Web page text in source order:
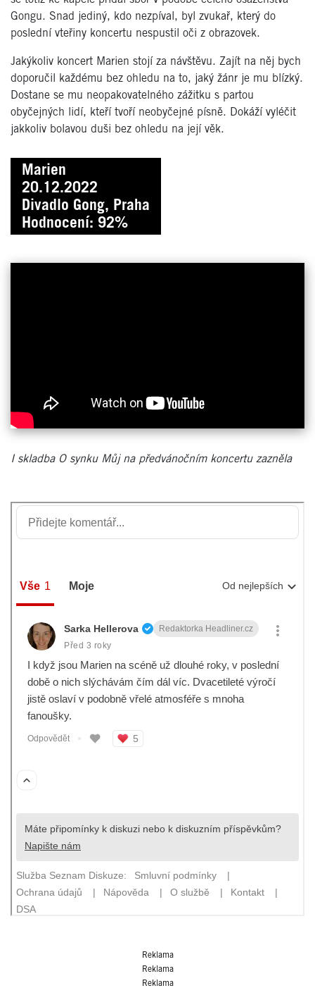
Gongu. Snad jediný, kdo nezpíval, byl zvukař, který do
poslední vteřiny koncertu nespustil oči z obrazovek.
Jakýkoliv koncert Marien stojí za návštěvu. Zajít na něj bych
doporučil každému bez ohledu na to, jaký žánr je mu blízký.
Dostane se mu neopakovatelného zážitku s partou
obyčejných lidí, kteří tvoří neobyčejné písně. Dokáží vyléčit
jakkoliv bolavou duši bez ohledu na její věk.
Marien
20.12.2022
Divadlo Gong, Praha
Hodnocení: 92%
I skladba O synku Můj na předvánočním koncertu zazněla
Reklama
Reklama
Reklama